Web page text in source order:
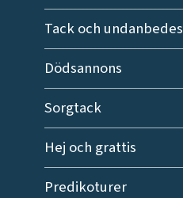
Tack och undanbedes
Dödsannons
Sorgtack
Hej och grattis
Predikoturer